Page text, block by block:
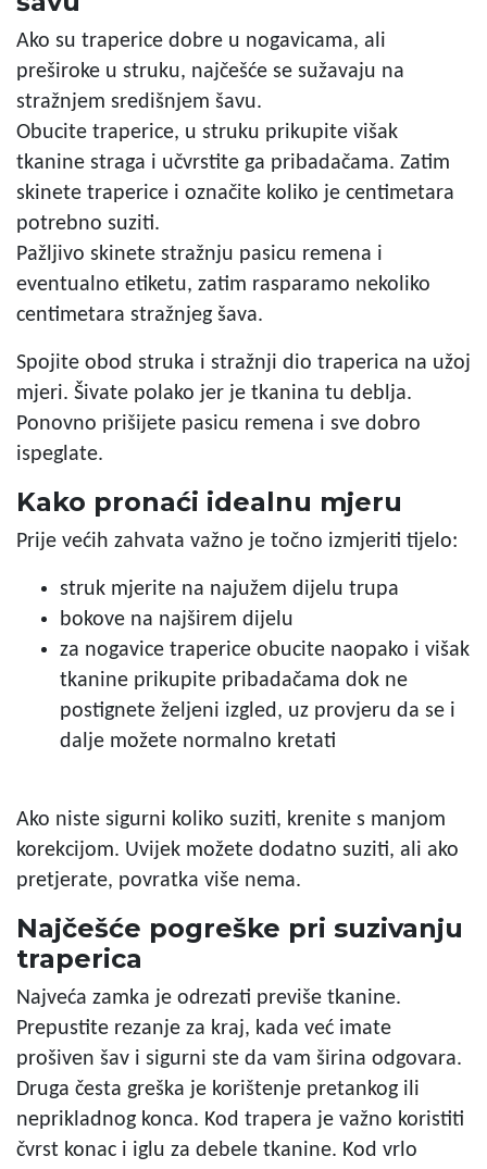
Ako su traperice dobre u nogavicama, ali
preširoke u struku, najčešće se sužavaju na
stražnjem središnjem šavu.
Obucite traperice, u struku prikupite višak
tkanine straga i učvrstite ga pribadačama. Zatim
skinete traperice i označite koliko je centimetara
potrebno suziti.
Pažljivo skinete stražnju pasicu remena i
eventualno etiketu, zatim rasparamo nekoliko
centimetara stražnjeg šava.
Spojite obod struka i stražnji dio traperica na užoj
mjeri. Šivate polako jer je tkanina tu deblja.
Ponovno prišijete pasicu remena i sve dobro
ispeglate.
Kako pronaći idealnu mjeru
Prije većih zahvata važno je točno izmjeriti tijelo:
struk mjerite na najužem dijelu trupa
bokove na najširem dijelu
za nogavice traperice obucite naopako i višak
tkanine prikupite pribadačama dok ne
postignete željeni izgled, uz provjeru da se i
dalje možete normalno kretati
Ako niste sigurni koliko suziti, krenite s manjom
korekcijom. Uvijek možete dodatno suziti, ali ako
pretjerate, povratka više nema.
Najčešće pogreške pri suzivanju
traperica
Najveća zamka je odrezati previše tkanine.
Prepustite rezanje za kraj, kada već imate
prošiven šav i sigurni ste da vam širina odgovara.
Druga česta greška je korištenje pretankog ili
neprikladnog konca. Kod trapera je važno koristiti
čvrst konac i iglu za debele tkanine. Kod vrlo